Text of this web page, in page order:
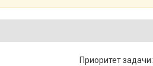
Приоритет задачи: